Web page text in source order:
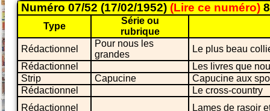
Numéro 07/52 (17/02/1952) (Lire ce numéro)
Type
Série ou
rubrique
Rédactionnel
Pour nous les
grandes
Le plus beau
Rédactionnel
Les livres que
Strip
Capucine
Capucine aux
Rédactionnel
Le cross-country
Rédactionnel
Lames de rasoir